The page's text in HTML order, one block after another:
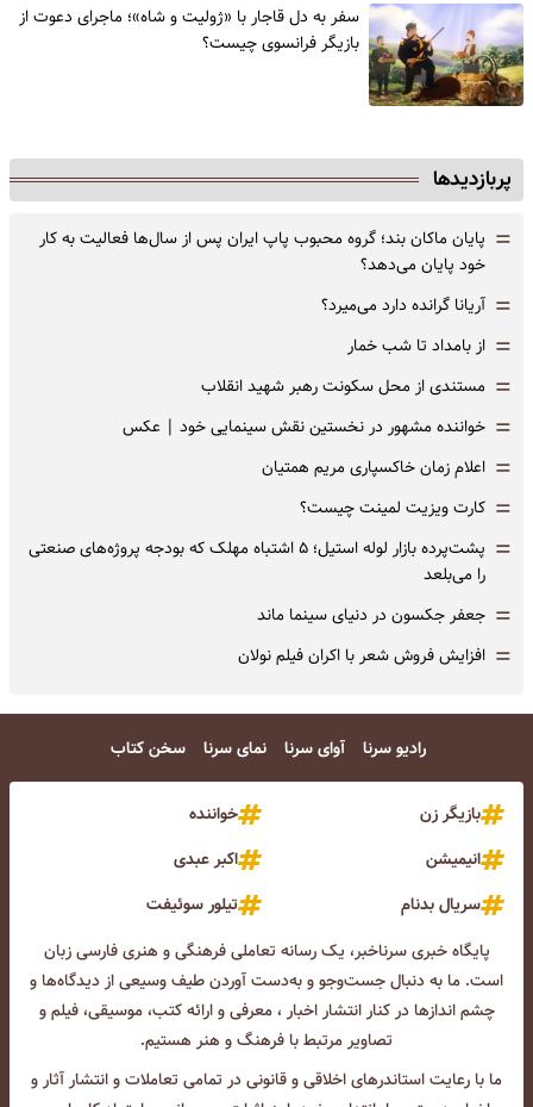
سفر به دل قاجار با «ژولیت و شاه»؛ ماجرای دعوت از
‌بازیگر فرانسوی چیست؟
پربازدیدها
= پایان ماکان بند؛ گروه محبوب پاپ ایران پس از سال‌ها فعالیت به کار
خود پایان می‌دهد؟
= آریانا گرانده دارد می‌میرد؟
= از بامداد تا شب خمار
= مستندی از محل سکونت رهبر شهید انقلاب
= خواننده مشهور در نخستین نقش سینمایی خود |‌ عکس
= اعلام زمان خاکسپاری مریم همتیان
= کارت ویزیت لمینت چیست؟
=
پشت‌پرده بازار لوله استیل؛ ۵ اشتباه مهلک که بودجه پروژه‌های صنعتی
را می‌بلعد
= جعفر جکسون در دنیای سینما ماند
= افزایش فروش شعر با اکران فیلم نولان
رادیو سرنا آوای سرنا نمای سرنا سخن کتاب
بازیگر زن
خواننده
انیمیشن
اکبر عبدی
سریال بدنام
تیلور سوئیفت
پایگاه خبری سرناخبر، یک رسانه تعاملی فرهنگی و هنری فارسی زبان
است. ما به دنبال جست‌و‌جو و به‌دست آوردن طیف وسیعی از دیدگاه‌ها و
چشم انداز‌ها در کنار انتشار اخبار ، معرفی و ارائه کتب، موسیقی، فیلم و
تصاویر مرتبط با فرهنگ و هنر هستیم.
ما با رعایت استاندرهای اخلاقی و قانونی در تمامی تعاملات و انتشار آثار و